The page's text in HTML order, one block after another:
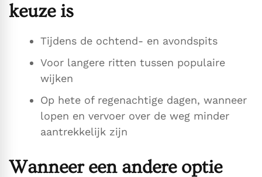
keuze is
Tijdens de ochtend- en avondspits
Voor langere ritten tussen populaire
wijken
Op hete of regenachtige dagen, wanneer
lopen en vervoer over de weg minder
aantrekkelijk zijn
Wanneer een andere optie